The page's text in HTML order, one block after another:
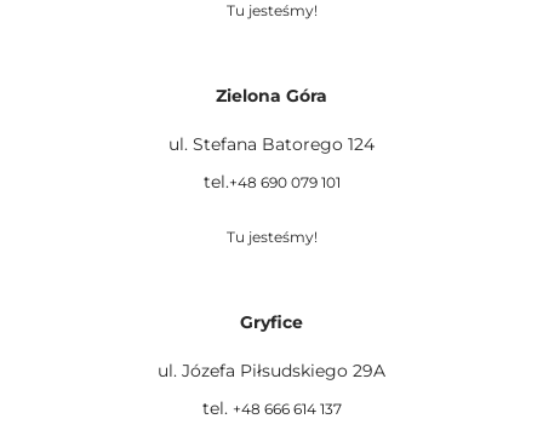
Tu jesteśmy!
Zielona Góra
ul. Stefana Batorego 124
tel.+48 690 079 101
Tu jesteśmy!
Gryfice
ul. Józefa Piłsudskiego 29A
tel. +48 666 614 137